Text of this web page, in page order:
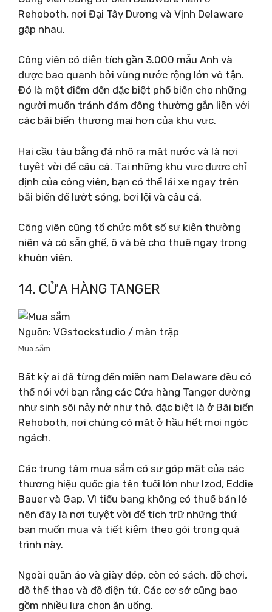
Rehoboth, nơi Đại Tây Dương và Vịnh Delaware
gặp nhau.
Công viên có diện tích gần 3.000 mẫu Anh và
được bao quanh bởi vùng nước rộng lớn vô tận.
Đó là một điểm đến đặc biệt phổ biến cho những
người muốn tránh đám đông thường gắn liền với
các bãi biển thương mại hơn của khu vực.
Hai cầu tàu bằng đá nhô ra mặt nước và là nơi
tuyệt vời để câu cá. Tại những khu vực được chỉ
định của công viên, bạn có thể lái xe ngay trên
bãi biển để lướt sóng, bơi lội và câu cá.
Công viên cũng tổ chức một số sự kiện thường
niên và có sẵn ghế, ô và bè cho thuê ngay trong
khuôn viên.
14. CỬA HÀNG TANGER
Nguồn: VGstockstudio / màn trập
Mua sắm
Bất kỳ ai đã từng đến miền nam Delaware đều có
thể nói với bạn rằng các Cửa hàng Tanger dường
như sinh sôi nảy nở như thỏ, đặc biệt là ở Bãi biển
Rehoboth, nơi chúng có mặt ở hầu hết mọi ngóc
ngách.
Các trung tâm mua sắm có sự góp mặt của các
thương hiệu quốc gia tên tuổi lớn như Izod, Eddie
Bauer và Gap. Vì tiểu bang không có thuế bán lẻ
nên đây là nơi tuyệt vời để tích trữ những thứ
bạn muốn mua và tiết kiệm theo gói trong quá
trình này.
Ngoài quần áo và giày dép, còn có sách, đồ chơi,
đồ thể thao và đồ điện tử. Các cơ sở cũng bao
gồm nhiều lựa chọn ăn uống.